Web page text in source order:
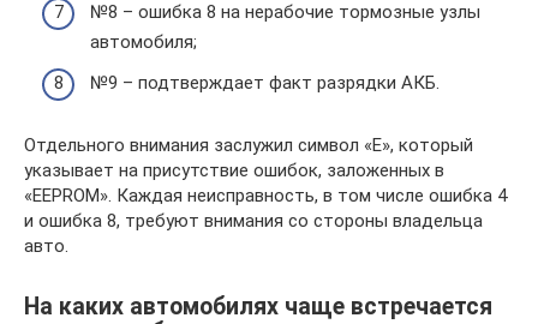
№8 – ошибка 8 на нерабочие тормозные узлы
автомобиля;
№9 – подтверждает факт разрядки АКБ.
Отдельного внимания заслужил символ «Е», который
указывает на присутствие ошибок, заложенных в
«EEPROM». Каждая неисправность, в том числе ошибка 4
и ошибка 8, требуют внимания со стороны владельца
авто.
На каких автомобилях чаще встречается